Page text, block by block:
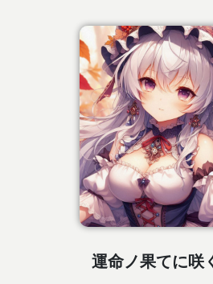
運命ノ果てに咲